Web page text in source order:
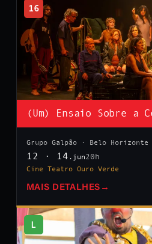
16
(Um) Ensaio Sobre a
Grupo Galpão · Belo Horizonte
12 · 14 .jun20h
Cine Teatro Ouro Verde
MAIS DETALHES →
L